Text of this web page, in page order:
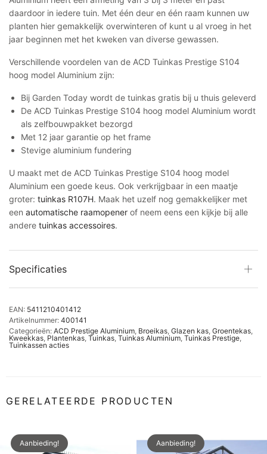
daardoor in iedere tuin. Met één deur en één raam kunnen uw
planten hier gemakkelijk overwinteren of kunt u al vroeg in het
jaar beginnen met het kweken van diverse gewassen.
Verschillende voordelen van de ACD Tuinkas Prestige S104
hoog model Aluminium zijn:
Bij Garden Today wordt de tuinkas gratis bij u thuis geleverd
De ACD Tuinkas Prestige S104 hoog model Aluminium wordt
als zelfbouwpakket bezorgd
Met 12 jaar garantie op het frame
Stevige aluminium fundering
U maakt met de ACD Tuinkas Prestige S104 hoog model
Aluminium een goede keus. Ook verkrijgbaar in een maatje
groter:tuinkas R107H. Maak het uzelf nog gemakkelijker met
eenautomatische raamopenerof neem eens een kijkje bij alle
anderetuinkas accessoires.
Specificaties
EAN: 5411210401412
Artikelnummer: 400141
Categorieën: ACD Prestige Aluminium, Broeikas, Glazen kas, Groentekas,
Kweekkas, Plantenkas, Tuinkas, Tuinkas Aluminium, Tuinkas Prestige,
Tuinkassen acties
GERELATEERDE PRODUCTEN
Aanbieding! Aanbieding!